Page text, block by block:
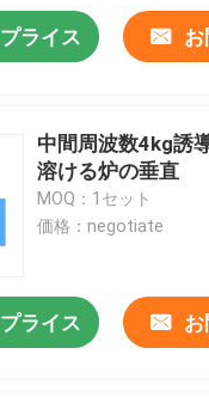
ライス
中間周波数4kg誘
溶ける炉の垂直
MOQ：1セット
価格：negotiate
ライス